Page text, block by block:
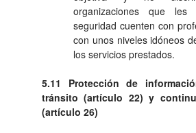
organizaciones que
seguridad cuenten con
con unos niveles idóneos
los servicios prestados.
5.11 Protección de
tránsito (artículo 22) y
(artículo 26)